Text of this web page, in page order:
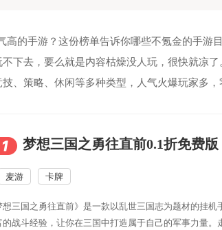
高的手游？这份榜单告诉你哪些不氪金的手游
下去，要么就是内容枯燥没人玩，很快就凉
、策略、休闲等多种类型，人气火爆玩家多，
梦想三国之勇往直前0.1折免费版
麦游 卡牌
想三国之勇往直前》是一款以乱世三国志为题材的挂
的战斗经验，让你在三国中打造属于自己的军事力量